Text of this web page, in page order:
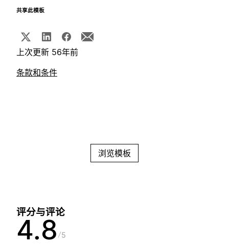
共享此模板
上次更新 56年前
条款和条件
浏览模板
评分与评论
4.8 5